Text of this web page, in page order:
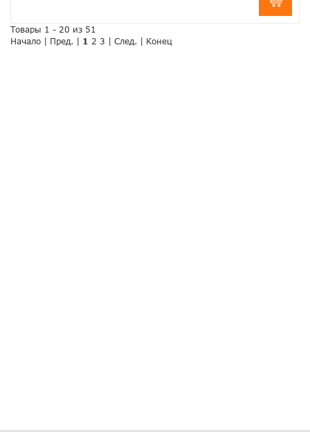
Товары 1 - 20 из 51
Начало | Пред. | 1 2 3 След. Конец